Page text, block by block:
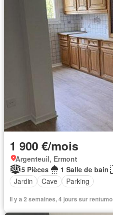
1 900 €/mois
Argenteuil, Ermont
5 Pièces
1 Salle de bain
Jardin
Cave Parking
Il y a 2 semaines, 4 jours sur rentumo